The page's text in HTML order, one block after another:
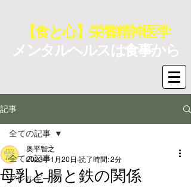
【食と心】栄養精神医学
メンタルヘルスは食事から
記事
全ての記事
アレルギー
全ての記事
母乳と腸と鉄の関係
奥平智之
2023年1月20日 読了時間: 2分